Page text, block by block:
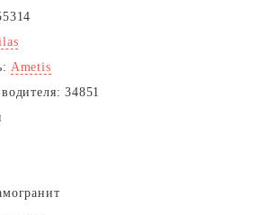
Ametis
34851